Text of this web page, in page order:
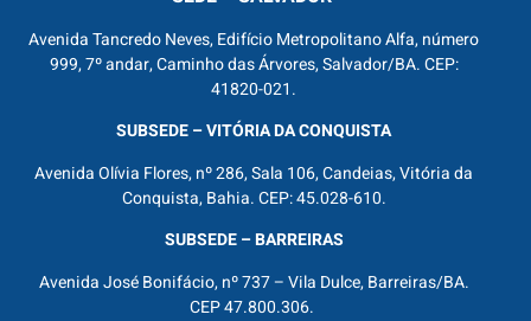
Avenida Tancredo Neves, Edifício Metropolitano Alfa, número
999, 7º andar, Caminho das Árvores, Salvador/BA. CEP:
41820-021.
SUBSEDE – VITÓRIA DA CONQUISTA
Avenida Olívia Flores, nº 286, Sala 106, Candeias, Vitória da
Conquista, Bahia. CEP: 45.028-610.
SUBSEDE – BARREIRAS
Avenida José Bonifácio, nº 737 – Vila Dulce, Barreiras/BA.
CEP 47.800.306.